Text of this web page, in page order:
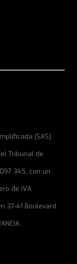
(SAS)
Tribunal de
345, con un
de IVA
37-41 Boulevard